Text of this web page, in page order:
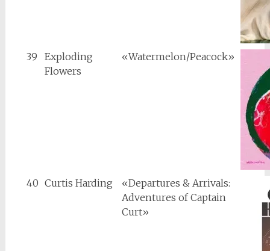
39
Exploding
Flowers
«Watermelon/Peacock»
40 Curtis Harding
«Departures & Arrivals:
Adventures of Captain
Curt»